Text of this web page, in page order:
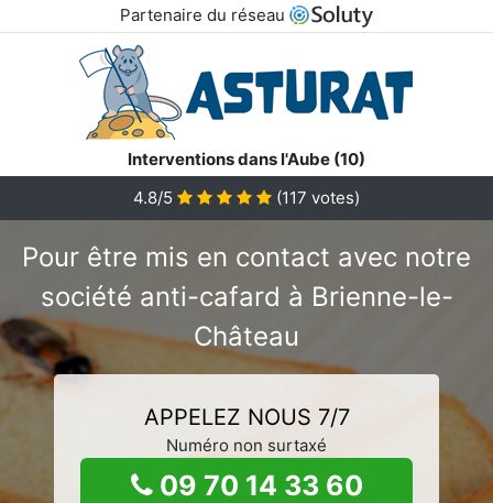
Partenaire du réseau
Interventions dans l'Aube (10)
4.8/5
(117 votes)
Pour être mis en contact avec notre
société anti-cafard à Brienne-le-
Château
APPELEZ NOUS 7/7
Numéro non surtaxé
09 70 14 33 60